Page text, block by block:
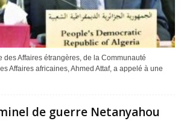
des Affaires étrangères, de la Communauté
Affaires africaines, Ahmed Attaf, a appelé à une
de guerre Netanyahou